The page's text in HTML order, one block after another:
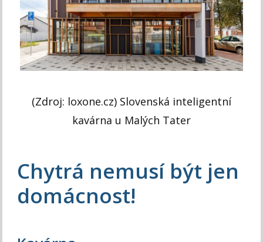
(Zdroj: loxone.cz) Slovenská inteligentní
kavárna u Malých Tater
Chytrá nemusí být jen
domácnost!